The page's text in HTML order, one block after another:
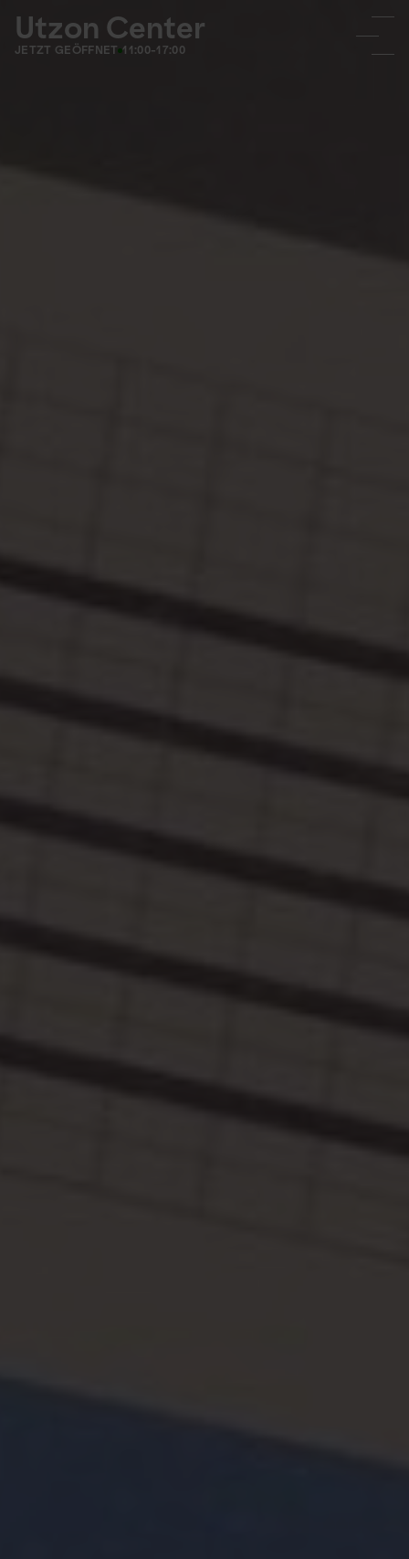
Utzon Center
JETZT GEÖFFNET 11:00-17:00